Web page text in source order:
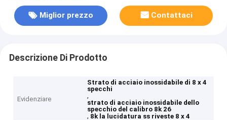
Miglior prezzo Contattaci
Descrizione Di Prodotto
Evidenziare
Strato di acciaio inossidabile di 8 x 4
specchi
,
strato di acciaio inossidabile dello
specchio del calibro 8k 26
, 8k la lucidatura ss riveste 8 x 4